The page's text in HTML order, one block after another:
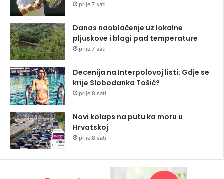
prije 7 sati
Danas naoblačenje uz lokalne
pljuskove i blagi pad temperature
prije 7 sati
Decenija na Interpolovoj listi: Gdje se
krije Slobodanka Tošić?
prije 8 sati
Novi kolaps na putu ka moru u
Hrvatskoj
prije 8 sati